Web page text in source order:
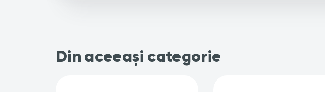
Din aceeași categorie